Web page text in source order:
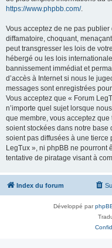
https://www.phpbb.com/.
Vous acceptez de ne pas
diffamatoire, choquant,
peut transgresser les lois de
hébergé ou les lois
bannissement immédiat et
d’accès à Internet si nous le
messages sont enregistrées
Vous acceptez que « Forum
n’importe quel sujet lorsque
que membre, vous acceptez
soient stockées dans notre
soient pas diffusées à une tierce
LegTux », ni phpBB ne pourront
tentative de piratage visant à
Index du forum
Développé par